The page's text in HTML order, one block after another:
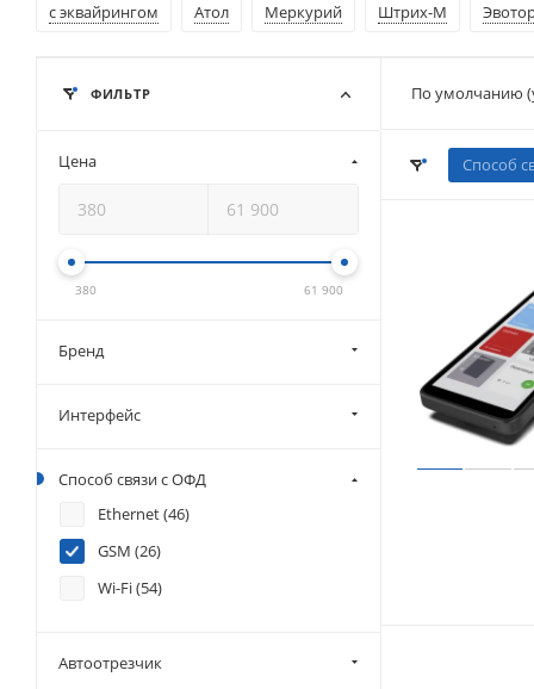
с эквайрингом Атол Меркурий Штрих-М
По умолчанию
Способ
ФИЛЬТР
Цена
380 61 900
Бренд
Интерфейс
Способ связи с ОФД
Ethernet (46)
GSM (26)
Wi-Fi (54)
Автоотрезчик